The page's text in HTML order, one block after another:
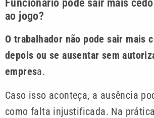
Funcionário pode sair mais
ao jogo?
O trabalhador não pode sair mais
depois ou se ausentar sem
empresa.
Caso isso aconteça, a ausência
como falta injustificada. Na